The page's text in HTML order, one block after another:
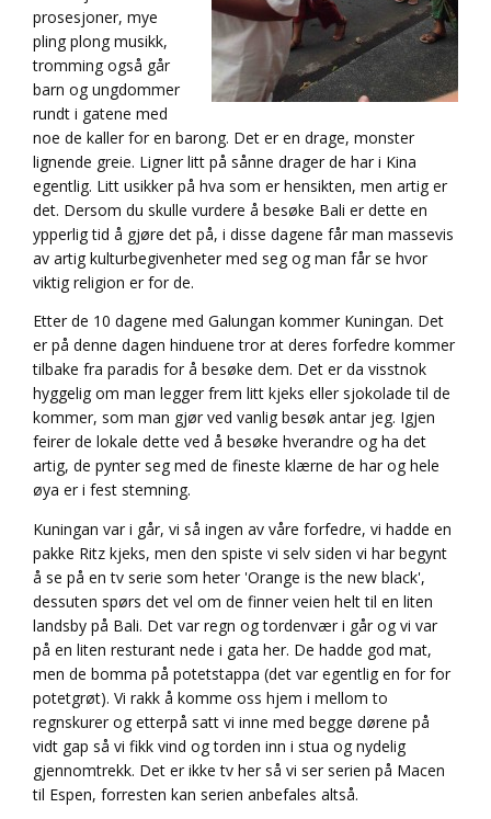
prosesjoner, mye
pling plong musikk,
tromming også går
barn og ungdommer
rundt i gatene med
noe de kaller for en barong. Det er en drage, monster
lignende greie. Ligner litt på sånne drager de har i Kina
egentlig. Litt usikker på hva som er hensikten, men artig er
det. Dersom du skulle vurdere å besøke Bali er dette en
ypperlig tid å gjøre det på, i disse dagene får man massevis
av artig kulturbegivenheter med seg og man får se hvor
viktig religion er for de.
Etter de 10 dagene med Galungan kommer Kuningan. Det
er på denne dagen hinduene tror at deres forfedre kommer
tilbake fra paradis for å besøke dem. Det er da visstnok
hyggelig om man legger frem litt kjeks eller sjokolade til de
kommer, som man gjør ved vanlig besøk antar jeg. Igjen
feirer de lokale dette ved å besøke hverandre og ha det
artig, de pynter seg med de fineste klærne de har og hele
øya er i fest stemning.
Kuningan var i går, vi så ingen av våre forfedre, vi hadde en
pakke Ritz kjeks, men den spiste vi selv siden vi har begynt
å se på en tv serie som heter 'Orange is the new black',
dessuten spørs det vel om de finner veien helt til en liten
landsby på Bali. Det var regn og tordenvær i går og vi var
på en liten resturant nede i gata her. De hadde god mat,
men de bomma på potetstappa (det var egentlig en for for
potetgrøt). Vi rakk å komme oss hjem i mellom to
regnskurer og etterpå satt vi inne med begge dørene på
vidt gap så vi fikk vind og torden inn i stua og nydelig
gjennomtrekk. Det er ikke tv her så vi ser serien på Macen
til Espen, forresten kan serien anbefales altså.